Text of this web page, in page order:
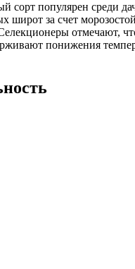
сорт популярен среди
широт за счет
отмечают,
понижения